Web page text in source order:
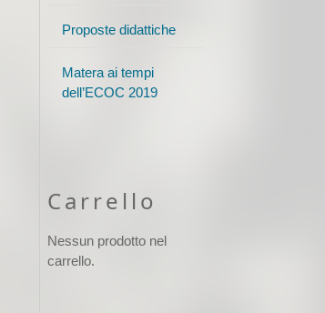
Proposte didattiche
Matera ai tempi
dell’ECOC 2019
Carrello
Nessun prodotto nel
carrello.